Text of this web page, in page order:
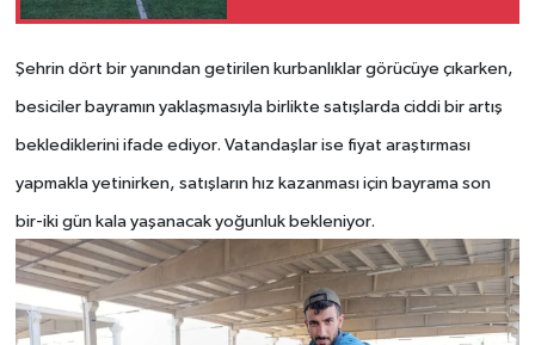
Şehrin dört bir yanından getirilen kurbanlıklar görücüye çıkarken,
besiciler bayramın yaklaşmasıyla birlikte satışlarda ciddi bir artış
beklediklerini ifade ediyor. Vatandaşlar ise fiyat araştırması
yapmakla yetinirken, satışların hız kazanması için bayrama son
bir-iki gün kala yaşanacak yoğunluk bekleniyor.
KAHRAMANMARAŞ